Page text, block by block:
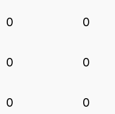
0 0
0 0
0 0